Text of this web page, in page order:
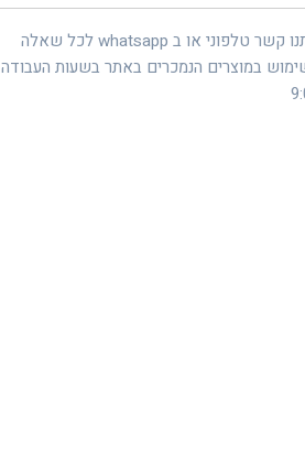
ניתן ליצור אתנו קשר טלפוני או ב whatsapp לכל שאלה
במוצרים הנמכרים באתר בשעות העבודה